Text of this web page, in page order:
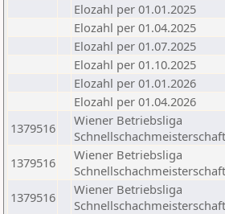
Elozahl per 01.01.2025
Elozahl per 01.04.2025
Elozahl per 01.07.2025
Elozahl per 01.10.2025
Elozahl per 01.01.2026
Elozahl per 01.04.2026
1379516
Wiener Betriebsliga
1379516
Wiener Betriebsliga
1379516
Wiener Betriebsliga